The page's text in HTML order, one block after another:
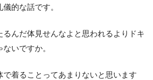
的な話です。
るんだ体見せんなよと思われるよりドキ
いですか。
で着ることってあまりないと思います